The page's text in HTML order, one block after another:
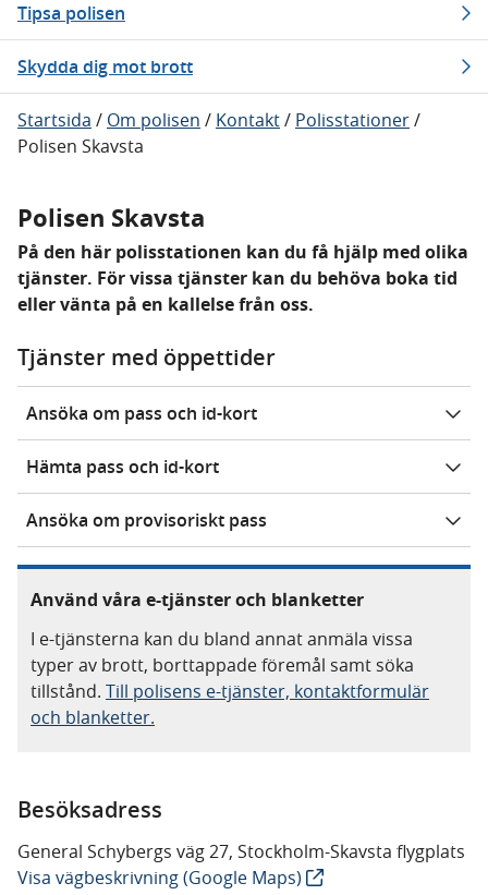
Tipsa polisen
Skydda dig mot brott
Startsida / Om polisen / Kontakt/ Polisstationer/
Polisen Skavsta
Polisen Skavsta
På den här polisstationen kan du få hjälp med olika
tjänster. För vissa tjänster kan du behöva boka tid
eller vänta på en kallelse från oss.
Tjänster med öppettider
Ansöka om pass och id-kort
Hämta pass och id-kort
Ansöka om provisoriskt pass
Använd våra e-tjänster och blanketter
I e-tjänsterna kan du bland annat anmäla vissa
typer av brott, borttappade föremål samt söka
tillstånd. Till polisens e-tjänster, kontaktformulär
och blanketter.
Besöksadress
General Schybergs väg 27, Stockholm-Skavsta flygplats
Visa vägbeskrivning (Google Maps)